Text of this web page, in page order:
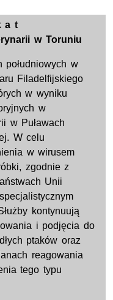
a t
w Toruniu
w
Filadelfijskiego
w wyniku
w
w Puławach
W celu
w wirusem
zgodnie z
Unii
kontynuują
i podjęcia do
ptaków oraz
reagowania
tego typu